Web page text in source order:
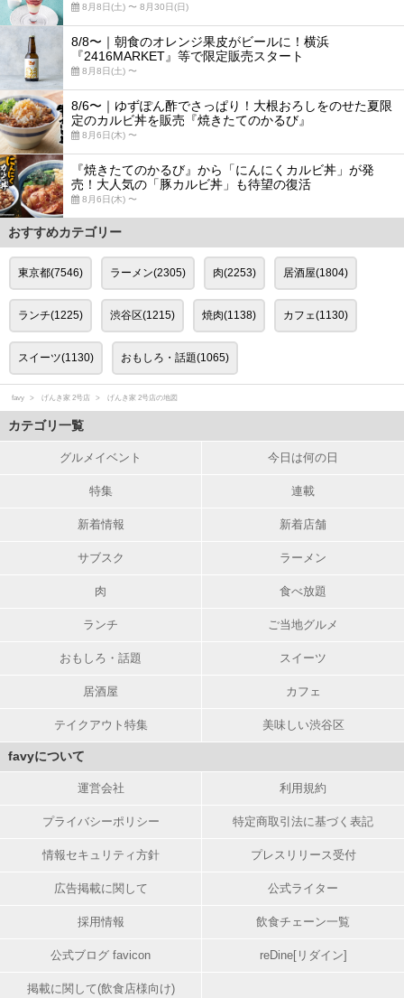
8月8日(土) 〜 8月30日(日)
8/8〜｜朝食のオレンジ果皮がビールに！横浜
『2416MARKET』等で限定販売スタート
8月8日(土) 〜
8/6〜｜ゆずぽん酢でさっぱり！大根おろしをのせた夏限
定のカルビ丼を販売『焼きたてのかるび』
8月6日(木) 〜
『焼きたてのかるび』から「にんにくカルビ丼」が発
売！大人気の「豚カルビ丼」も待望の復活
8月6日(木) 〜
おすすめカテゴリー
東京都(7546) ラーメン(2305) 肉(2253) 居酒屋(1804)
ランチ(1225) 渋谷区(1215) 焼肉(1138) カフェ(1130)
スイーツ(1130) おもしろ・話題(1065)
favy げんき家 2号店 げんき家 2号店の地図
カテゴリ一覧
グルメイベント 今日は何の日
特集 連載
新着情報 新着店舗
サブスク ラーメン
肉 食べ放題
ランチ ご当地グルメ
おもしろ・話題 スイーツ
居酒屋 カフェ
テイクアウト特集 美味しい渋谷区
favyについて
運営会社 利用規約
プライバシーポリシー 特定商取引法に基づく表記
情報セキュリティ方針 プレスリリース受付
広告掲載に関して 公式ライター
採用情報 飲食チェーン一覧
公式ブログ favicon reDine[リダイン]
掲載に関して(飲食店様向け)